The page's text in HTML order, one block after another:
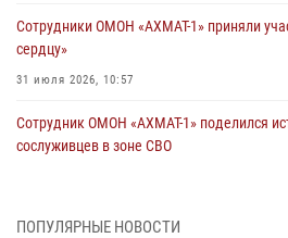
Сотрудники ОМОН «АХМАТ-1» приняли
сердцу»
31 июля 2026, 10:57
Сотрудник ОМОН «АХМАТ-1» поделился
сослуживцев в зоне СВО
Командующий Северо-Кавказским
ПОПУЛЯРНЫЕ НОВОСТИ